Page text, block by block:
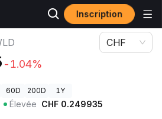
Inscription
-1.04%
CHF
60D 200D 1Y
Élevée CHF 0.249935